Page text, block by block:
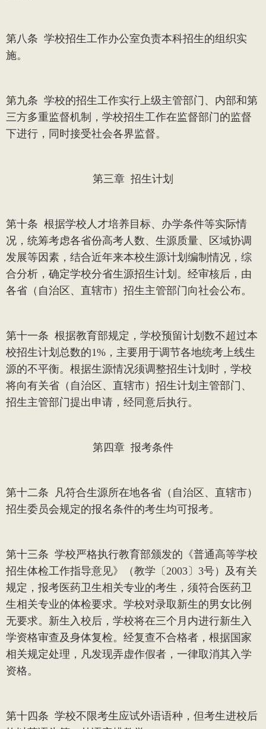
第八条 学校招生工作办公室负责本科招生的组织实
施。
第九条 学校的招生工作实行上级主管部门、内部和第
三方多重监督机制，学校招生工作在监督部门的监督
下进行，同时接受社会各界监督。
第三章 招生计划
第十条 根据学校人才培养目标、办学条件等实际情
况，统筹考虑各省份高考人数、生源质量、区域协调
发展等因素，结合近年来本校生源计划编制情况，综
合分析，确定学校分省生源招生计划。经审核后，由
各省（自治区、直辖市）招生主管部门向社会公布。
第十一条 根据教育部规定，学校预留计划数不超过本
校招生计划总数的1% ，主要用于调节各地统考上线生
源的不平衡。根据生源情况须调整招生计划时，学校
将向有关省（自治区、直辖市）招生计划主管部门、
招生主管部门提出申请，经同意后执行。
第四章 报考条件
第十二条
凡符合生源所在地各省（自治区、直辖市）
招生委员会规定的报名条件的考生均可报考。
第十三条 学校严格执行教育部颁发的《普通高等学校
招生体检工作指导意见》（教学〔2003〕 3号）及有关
规定，报考医药卫生相关专业的考生，须符合医药卫
生相关专业的体检要求。学校对录取新生的男女比例
无要求。新生入校后，学校将在三个月内进行新生入
学资格审查及身体复检。经复查不合格者，根据国家
相关规定处理，凡发现弄虚作假者，一律取消其入学
资格。
第十四条 学校不限考生应试外语语种，但考生进校后